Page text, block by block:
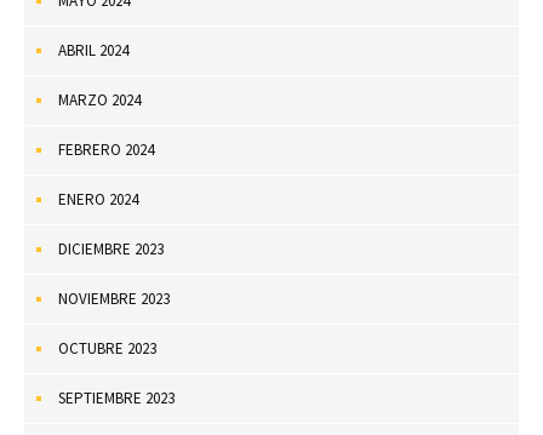
ABRIL 2024
MARZO 2024
FEBRERO 2024
ENERO 2024
DICIEMBRE 2023
NOVIEMBRE 2023
OCTUBRE 2023
SEPTIEMBRE 2023